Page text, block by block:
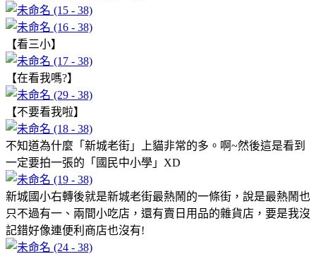
【看三小】
【在看我嗎?】
【不要看我啦】
不知道為什麼「新城老街」上貓非常的多。啊~然後這是看到
一定要拍一張的「國民中小學」XD
新城國小右轉後就是新城老街最熱鬧的一條街，說是最熱鬧也
只不過有一、兩間小吃店，還有賣日用品的雜貨店，要是我沒
記錯好像連便利商店也沒有!